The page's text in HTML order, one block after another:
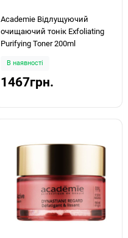
Academie Відлущуючий
очищаючий тонік Exfoliating
Purifying Toner 200ml
В наявності
1467грн.